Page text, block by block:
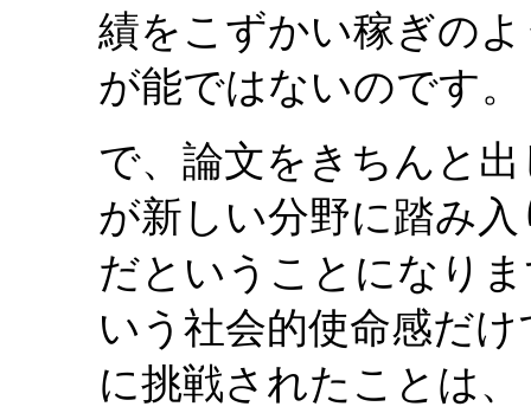
績をこずかい稼ぎの
が能ではないのです。
で、論文をきちんと
が新しい分野に踏み
だということになり
いう社会的使命感だ
に挑戦されたことは